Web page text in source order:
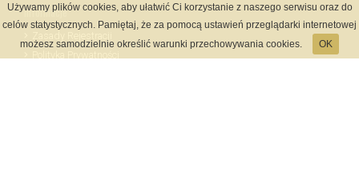
Informacje
Używamy plików cookies, aby ułatwić Ci korzystanie z naszego serwisu oraz do
celów statystycznych. Pamiętaj, że za pomocą ustawień przeglądarki internetowej
możesz samodzielnie określić warunki przechowywania cookies.
OK